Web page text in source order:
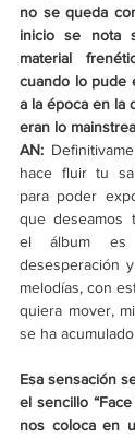
no se queda
inicio se nota
material
cuando lo pude
a la época en la
eran lo
AN:
hace fluir tu
para poder
que deseamos
el álbum es
desesperación
melodías, con
quiera mover,
se ha
Esa sensación
el sencillo
nos coloca en